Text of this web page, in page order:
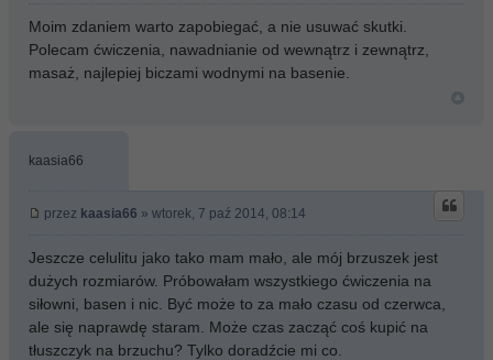
Moim zdaniem warto zapobiegać, a nie usuwać skutki.
Polecam ćwiczenia, nawadnianie od wewnątrz i zewnątrz,
masaż, najlepiej biczami wodnymi na basenie.
kaasia66
przez kaasia66 » wtorek, 7 paź 2014, 08:14
Jeszcze celulitu jako tako mam mało, ale mój brzuszek jest
dużych rozmiarów. Próbowałam wszystkiego ćwiczenia na
siłowni, basen i nic. Być może to za mało czasu od czerwca,
ale się naprawdę staram. Może czas zacząć coś kupić na
tłuszczyk na brzuchu? Tylko doradźcie mi co.